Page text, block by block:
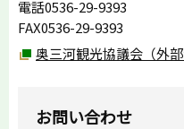
電話0536-29-9393
FAX0536-29-9393
奥三河観光協議会（外部
お問い合わせ